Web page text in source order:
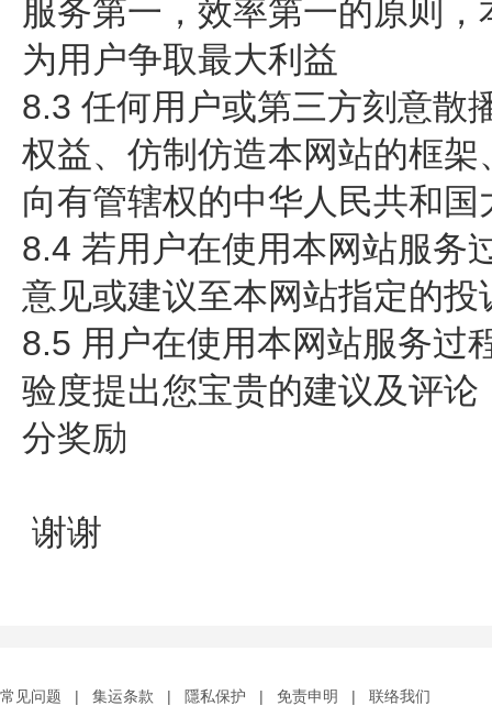
服务第一，效率第一的原则
为用户争取最大利益
8.3 任何用户或第三方刻意散
权益、仿制仿造本网站的框
向有管辖权的中华人民共和
8.4 若用户在使用本网站服务
意见或建议至本网站指定的
8.5 用户在使用本网站服务过
验度提出您宝贵的建议及评
分奖励
谢谢
常见问题 | 集运条款 | 隱私保护 | 免责申明 | 联络我们